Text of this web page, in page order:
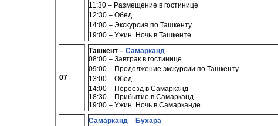
11:30 – Размещение в гостинице
12:30 – Обед
14:00 – Экскурсия по Ташкенту
19:00 – Ужин. Ночь в Ташкенте
07
Ташкент – Самарканд
08:00 – Завтрак в гостинице
09:00 – Продолжение экскурсии по Ташкенту
13:00 – Обед
14:00 – Переезд в Самарканд
18:30 – Прибытие в Самарканд
19:00 – Ужин. Ночь в Самарканде
Самарканд – Бухара